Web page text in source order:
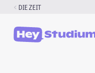
Zum
springen
DIE ZEIT